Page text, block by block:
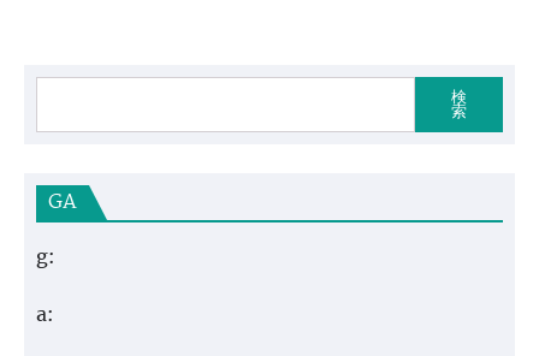
検
索
GA
g:
a: